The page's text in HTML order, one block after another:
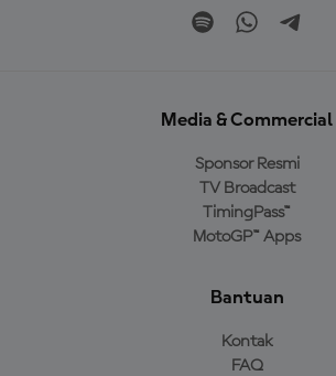
Media & Commercial
Sponsor Resmi
TV Broadcast
TimingPass™
MotoGP™ Apps
Bantuan
Kontak
FAQ